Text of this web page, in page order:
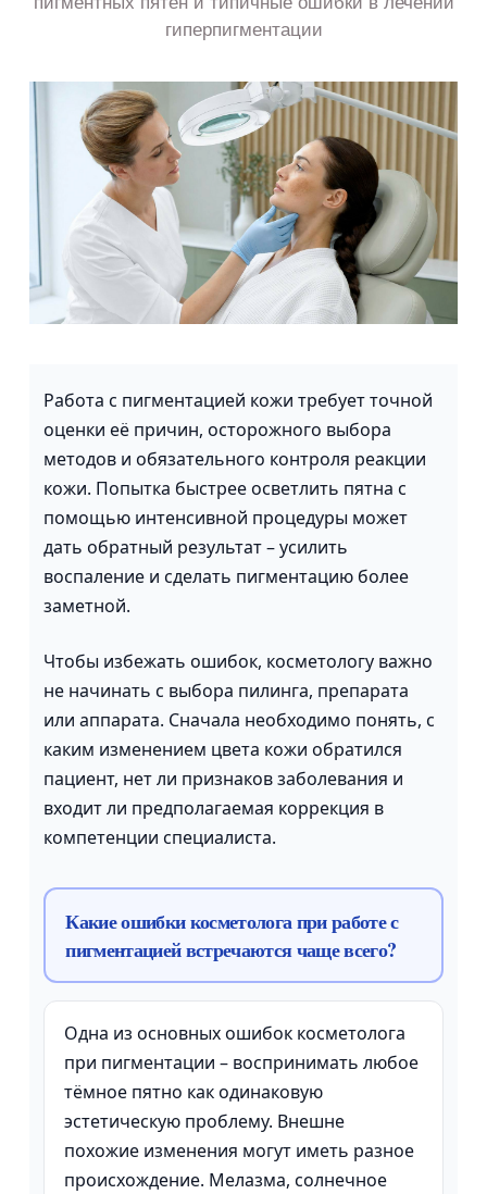
гиперпигментации
Работа с пигментацией кожи требует точной
оценки её причин, осторожного выбора
методов и обязательного контроля реакции
кожи. Попытка быстрее осветлить пятна с
помощью интенсивной процедуры может
дать обратный результат – усилить
воспаление и сделать пигментацию более
заметной.
Чтобы избежать ошибок, косметологу важно
не начинать с выбора пилинга, препарата
или аппарата. Сначала необходимо понять, с
каким изменением цвета кожи обратился
пациент, нет ли признаков заболевания и
входит ли предполагаемая коррекция в
компетенции специалиста.
Какие ошибки косметолога при работе с
пигментацией встречаются чаще всего?
Одна из основных ошибок косметолога
при пигментации – воспринимать любое
тёмное пятно как одинаковую
эстетическую проблему. Внешне
похожие изменения могут иметь разное
происхождение. Мелазма, солнечное